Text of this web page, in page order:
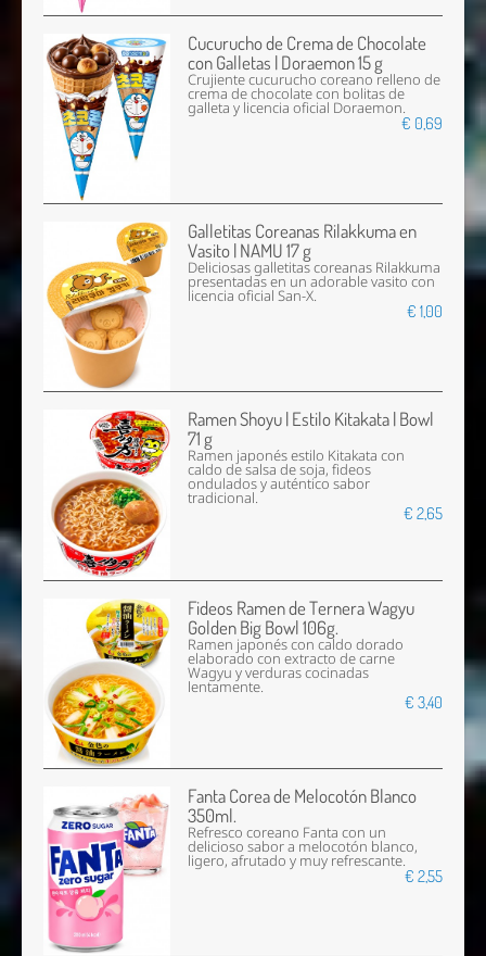
Cucurucho de Crema de Chocolate
con Galletas | Doraemon 15 g
Crujiente cucurucho coreano relleno de
crema de chocolate con bolitas de
galleta y licencia oficial Doraemon.
€ 0,69
Galletitas Coreanas Rilakkuma en
Vasito | NAMU 17 g
Deliciosas galletitas coreanas Rilakkuma
presentadas en un adorable vasito con
licencia oficial San-X.
€ 1,00
Ramen Shoyu | Estilo Kitakata | Bowl
71 g
Ramen japonés estilo Kitakata con
caldo de salsa de soja, fideos
ondulados y auténtico sabor
tradicional.
€ 2,65
Fideos Ramen de Ternera Wagyu
Golden Big Bowl 106g.
Ramen japonés con caldo dorado
elaborado con extracto de carne
Wagyu y verduras cocinadas
lentamente.
€ 3,40
Fanta Corea de Melocotón Blanco
350ml.
Refresco coreano Fanta con un
delicioso sabor a melocotón blanco,
ligero, afrutado y muy refrescante.
€ 2,55